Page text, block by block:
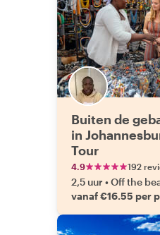
Buiten de
in
Tour
4.9 192
2,5 uur •Off the
vanaf €16.55 per